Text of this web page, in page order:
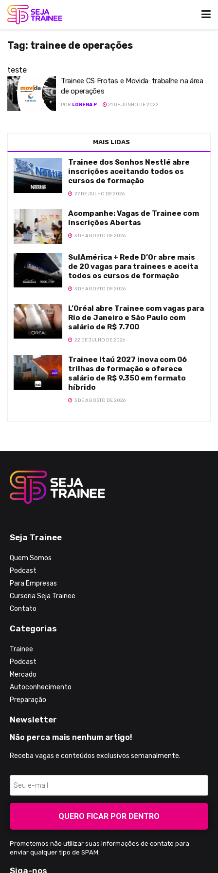
Tag: trainee de operações
teste
Trainee CS Frotas e Movida: trabalhe na área
de operações
POR LORENA P. 21 DE JUNHO DE 2022
MAIS LIDAS
Trainee dos Sonhos Nestlé abre
inscrições aceitando todos os
cursos de formação
27 DE JULHO DE 2026
Acompanhe: Vagas de Trainee com
Inscrições Abertas
3 DE AGOSTO DE 2026
SulAmérica + Rede D’Or abre mais
de 20 vagas para trainees e aceita
todos os cursos de formação
3 DE AGOSTO DE 2026
L’Oréal abre Trainee com vagas para
Rio de Janeiro e São Paulo com
salário de R$ 7.700
22 DE JULHO DE 2026
Trainee Itaú 2027 inova com 06
trilhas de formação e oferece
salário de R$ 9.350 em formato
híbrido
3 DE AGOSTO DE 2026
Seja Trainee
Quem Somos
Podcast
Para Empresas
Cursoria Seja Trainee
Contato
Categorias
Trainee
Podcast
Mercado
Autoconhecimento
Preparação
Newsletter
Não perca mais nenhum artigo!
Receba vagas e conteúdos exclusivos semanalmente.
QUERO FICAR POR DENTRO
Prometemos não utilizar suas informações de contato para
enviar qualquer tipo de SPAM.
Siga-nos